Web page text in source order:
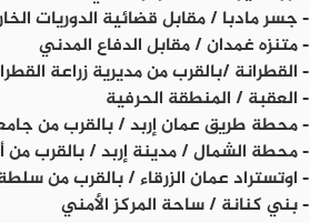
- جسر مادبا / مقابل قضائية الدوريات
- متنزه غمدان / مقابل الدفاع المدني
- القطرانة /بالقرب من مديرية زراعة
- العقبة / المنطقة الحرفية
- محطة طريق عمان إربد / بالقرب من
- محطة الشمال / مدينة إربد / بالقرب من
- اوتستراد عمان الزرقاء / بالقرب من سلطة
- بني كنانة / ساحة المركز الأمني